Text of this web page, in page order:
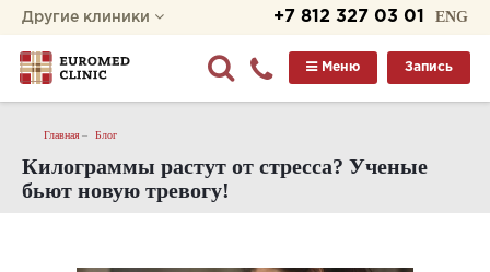
ENG
+7 812 327 03 01
Другие клиники
Запись
Меню
Главная Блог
Килограммы растут от стресса? Ученые
бьют новую тревогу!